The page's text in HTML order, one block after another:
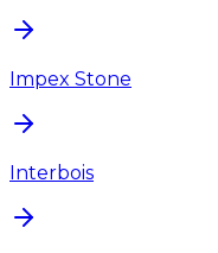
Impex Stone
Interbois